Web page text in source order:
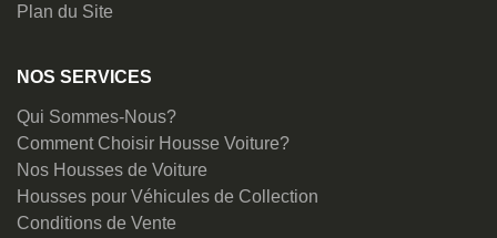
Plan du Site
NOS SERVICES
Qui Sommes-Nous?
Comment Choisir Housse Voiture?
Nos Housses de Voiture
Housses pour Véhicules de Collection
Conditions de Vente